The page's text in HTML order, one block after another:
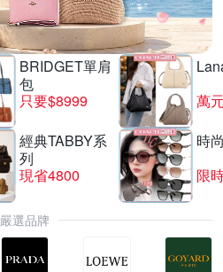
BRIDGET單肩
包
只要$8999
萬
經典TABBY系
列
現省4800
時
限
嚴選品牌